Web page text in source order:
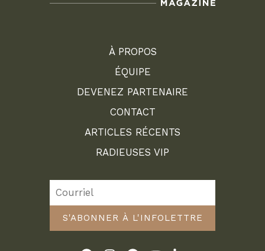
À PROPOS
ÉQUIPE
DEVENEZ PARTENAIRE
CONTACT
ARTICLES RÉCENTS
RADIEUSES VIP
S'ABONNER À L'INFOLETTRE